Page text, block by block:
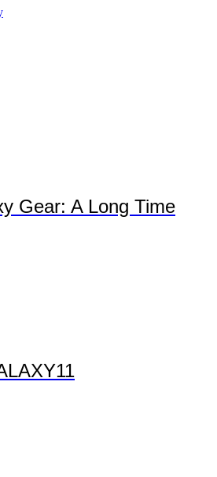
Gear: A Long Time